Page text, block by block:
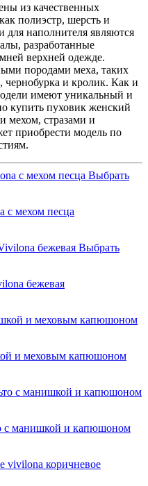
из качественных
полиэстр, шерсть и
наполнителя являются
разработанные
верхней одежде.
породами меха, таких
чернобурка и кролик. Как и
имеют уникальный и
купить пуховик женский
мехом, стразами и
приобрести модель по
Выбрать
мехом песца
Выбрать
бежевая
и меховым капюшоном
с манишкой и капюшоном